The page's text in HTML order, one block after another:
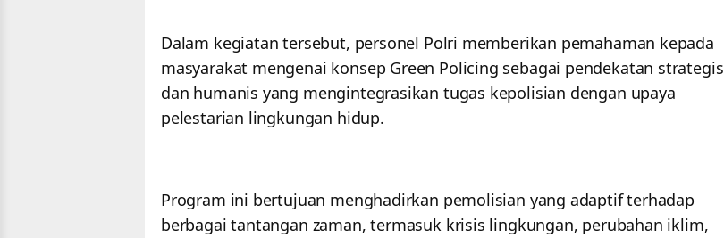
Dalam kegiatan tersebut, personel Polri memberikan pemahaman kepada
masyarakat mengenai konsep Green Policing sebagai pendekatan strategis
dan humanis yang mengintegrasikan tugas kepolisian dengan upaya
pelestarian lingkungan hidup.
Program ini bertujuan menghadirkan pemolisian yang adaptif terhadap
berbagai tantangan zaman, termasuk krisis lingkungan, perubahan iklim,